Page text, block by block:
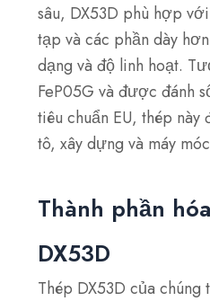
sâu, DX53D phù hợp
tạp và các phần dày
dạng và độ linh hoạt.
FeP05G và được đánh
tiêu chuẩn EU, thép
tô, xây dựng và máy
Thành phần
DX53D
Thép DX53D của